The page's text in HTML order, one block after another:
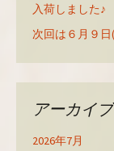
入荷しました♪
次回は６月９
アーカイブ
2026年7月